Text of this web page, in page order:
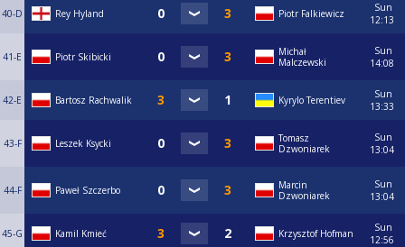
40-D Rey Hyland Piotr Falkiewicz
Sun
12:13
41-E Piotr Skibicki
Michał
Malczewski
Sun
14:08
42-E Bartosz Rachwalik Kyrylo Terentiev
Sun
13:33
43-F Leszek Ksycki
Tomasz
Dzwoniarek
Sun
13:04
44-F Paweł Szczerbo
Marcin
Dzwoniarek
Sun
13:04
45-G Kamil Kmieć Krzysztof Hofman
Sun
12:56